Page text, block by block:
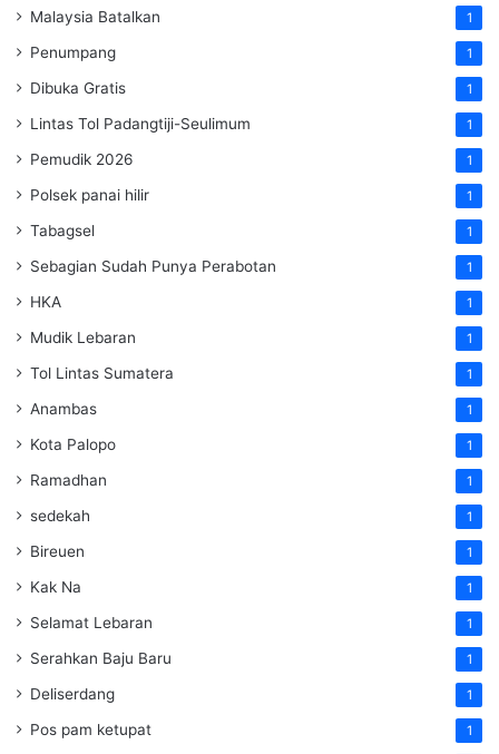
Malaysia Batalkan 1
Penumpang 1
Dibuka Gratis 1
Lintas Tol Padangtiji-Seulimum 1
Pemudik 2026 1
Polsek panai hilir 1
Tabagsel 1
Sebagian Sudah Punya Perabotan 1
HKA 1
Mudik Lebaran 1
Tol Lintas Sumatera 1
Anambas 1
Kota Palopo 1
Ramadhan 1
sedekah 1
Bireuen 1
Kak Na 1
Selamat Lebaran 1
Serahkan Baju Baru 1
Deliserdang 1
Pos pam ketupat 1